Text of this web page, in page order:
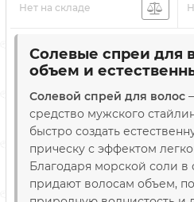
Нет на складе
Солевые спреи для
объем и
Солевой спрей для волос
средство мужского
быстро создать
прическу с эффектом
Благодаря морской соли в
придают волосам объем,